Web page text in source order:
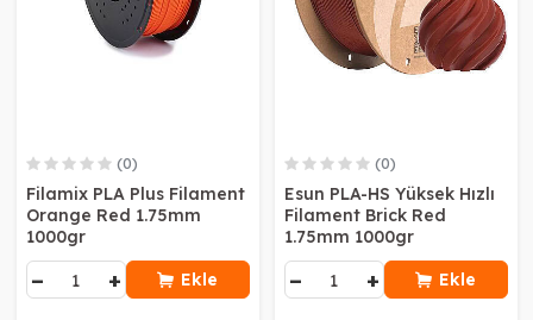
(0)
Filamix PLA Plus Filament
Orange Red 1.75mm
1000gr
− + Ekle
(0)
Esun PLA-HS Yüksek Hızlı
Filament Brick Red
1.75mm 1000gr
− + Ekle